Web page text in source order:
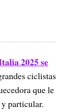
2025 se
ciclistas
que le
particular.